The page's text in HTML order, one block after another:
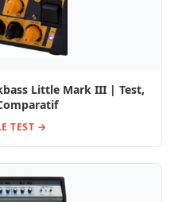
Little Mark III | Test,
TEST →